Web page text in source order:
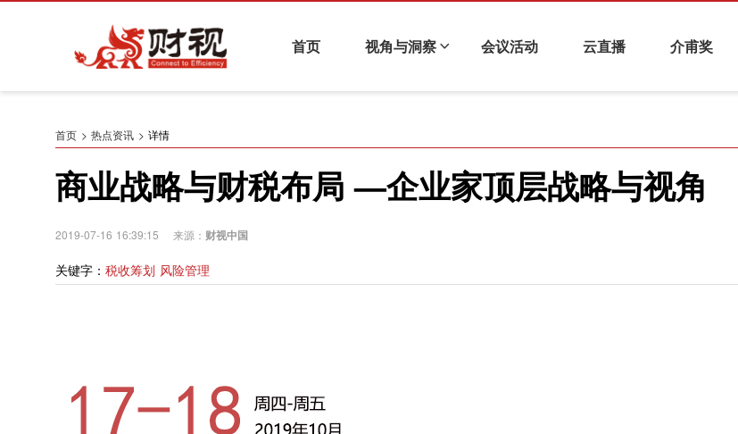
首页 视角与洞察 会议活动 云直播 介甫奖
财视系列活动
首页 热点资讯 详情
商业战略与财税布局 —企业家顶层战略与视角
2019-07-16 16:39:15 来源： 财视中国
关键字： 税收筹划 风险管理